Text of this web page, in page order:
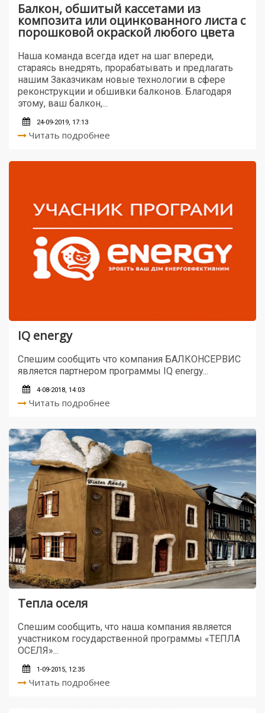
Балкон, обшитый кассетами из
композита или оцинкованного листа с
порошковой окраской любого цвета
Наша команда всегда идет на шаг впереди,
стараясь внедрять, прорабатывать и предлагать
нашим Заказчикам новые технологии в сфере
реконструкции и обшивки балконов. Благодаря
этому, ваш балкон,...
24-09-2019, 17:13
Читать подробнее
IQ energy
Спешим сообщить что компания БАЛКОНСЕРВИС
является партнером программы IQ energy...
4-08-2018, 14:03
Читать подробнее
Тепла оселя
Спешим сообщить, что наша компания является
участником государственной программы «ТЕПЛА
ОСЕЛЯ»...
1-09-2015, 12:35
Читать подробнее